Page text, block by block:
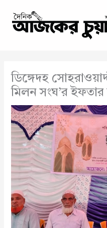
content
ডিঙ্গেদহ
মিলন সংঘ’র ইফতার